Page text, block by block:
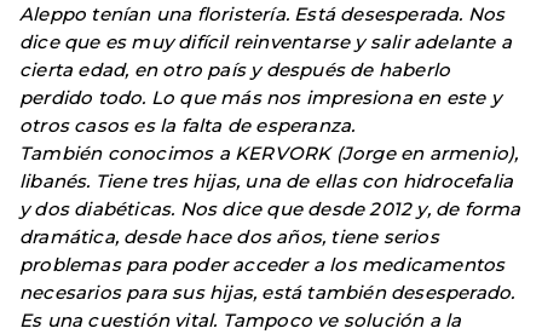
Aleppo tenían una floristería. Está desesperada. Nos
dice que es muy difícil reinventarse y salir adelante a
cierta edad, en otro país y después de haberlo
perdido todo. Lo que más nos impresiona en este y
otros casos es la falta de esperanza.
También conocimos a KERVORK (Jorge en armenio),
libanés. Tiene tres hijas, una de ellas con hidrocefalia
y dos diabéticas. Nos dice que desde 2012 y, de forma
dramática, desde hace dos años, tiene serios
problemas para poder acceder a los medicamentos
necesarios para sus hijas, está también desesperado.
Es una cuestión vital. Tampoco ve solución a la